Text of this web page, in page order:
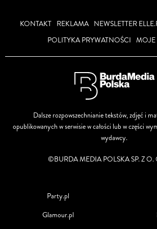
KONTAKT REKLAMA NEWSLETTER
POLITYKA PRYWATNOŚCI MOJE
Dalsze rozpowszechnianie tekstów, zdjęć i
opublikowanych w serwisie w całości lub w części
wydawcy.
©BURDA MEDIA POLSKA SP. Z O.
Party.pl
Glamour.pl